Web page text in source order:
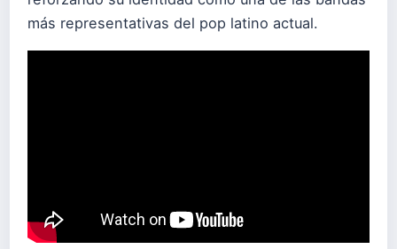
más representativas del pop latino actual.